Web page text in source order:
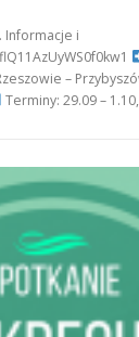
Informacje i
–
Terminy: 29.09 –